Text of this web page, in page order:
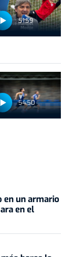
51:59
54:50
en un armario
en el